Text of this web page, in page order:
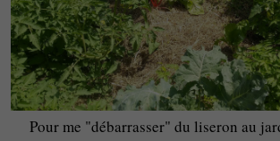
Pour me "débarrasser" du liseron au